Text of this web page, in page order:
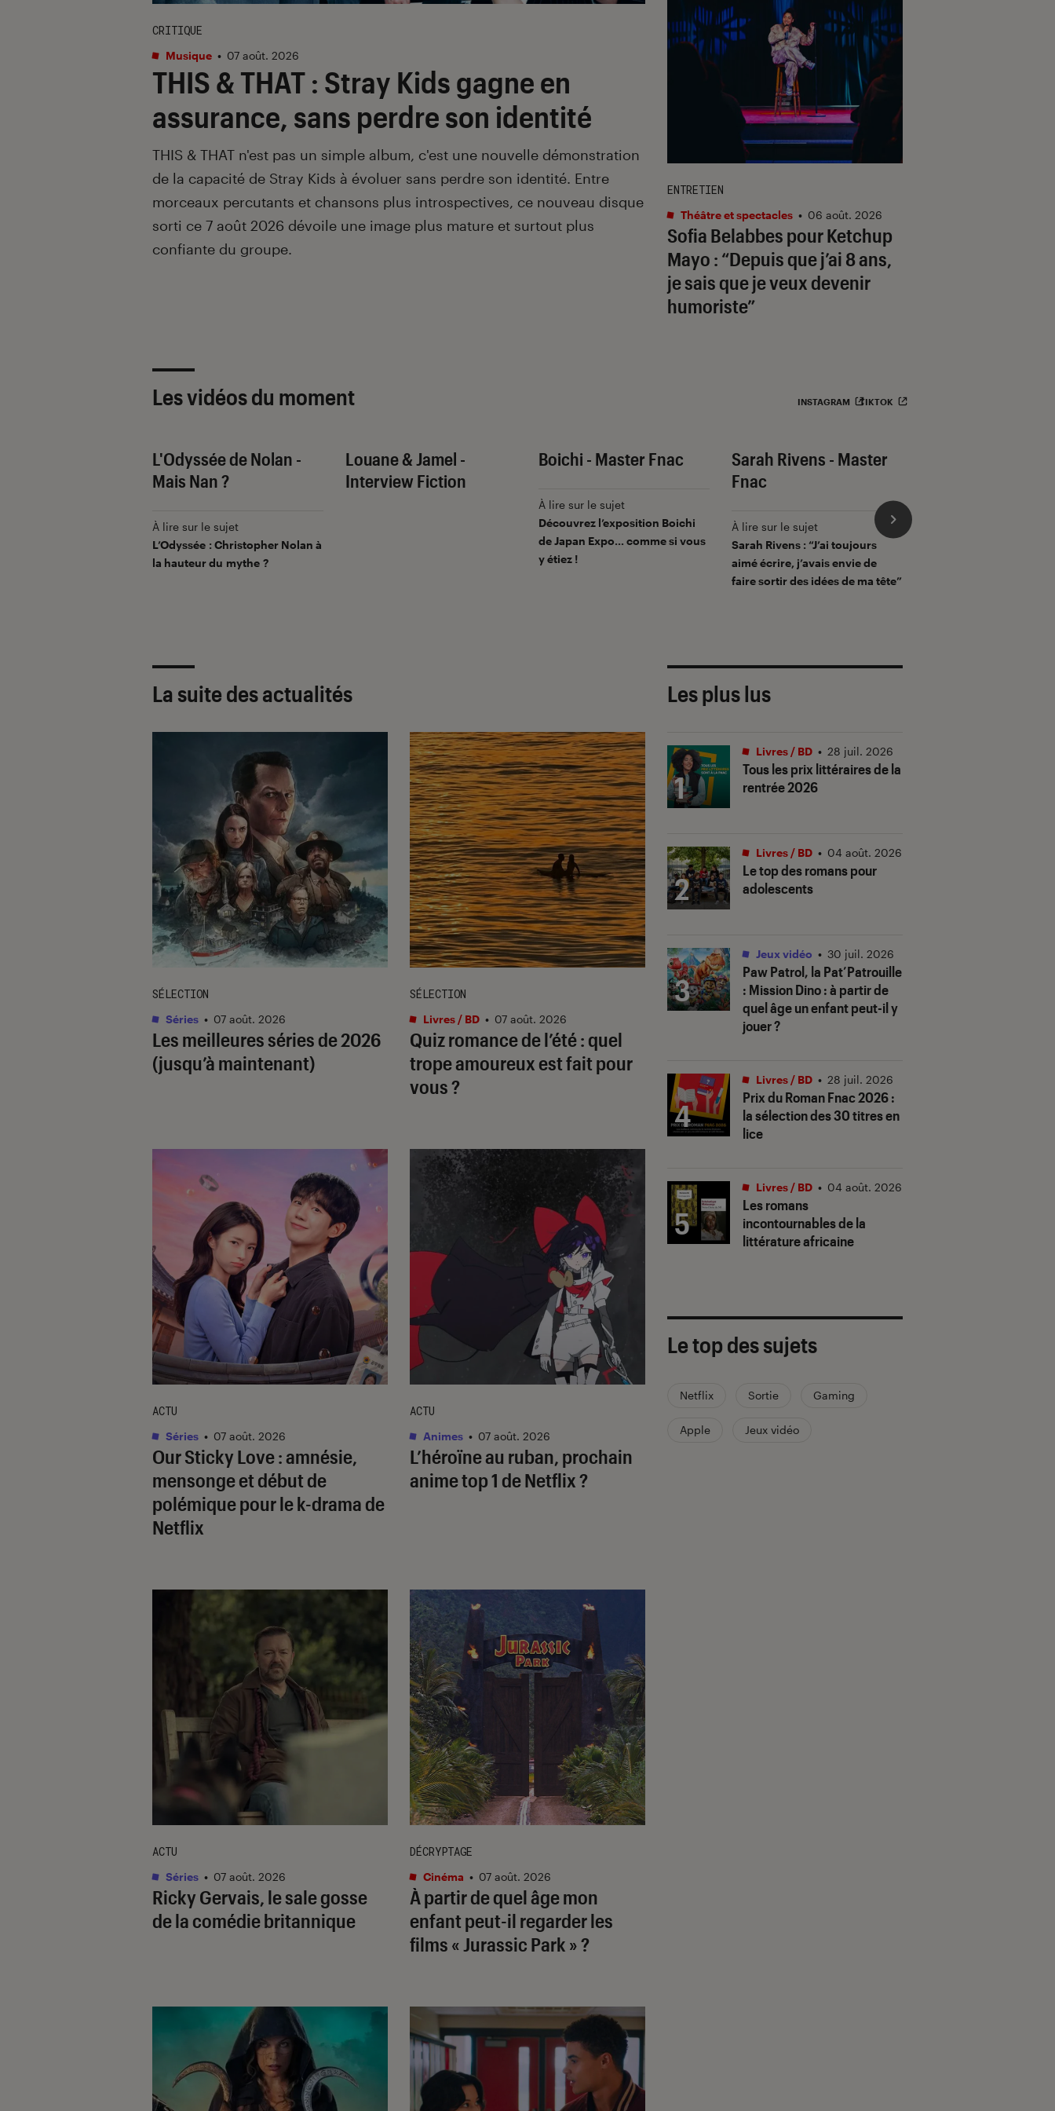
THIS & THAT : Stray Kids gagne en
assurance, sans perdre son identité
CRITIQUE
Musique • 07 août. 2026
THIS & THAT n'est pas un simple album, c'est une nouvelle démonstration
de la capacité de Stray Kids à évoluer sans perdre son identité. Entre
morceaux percutants et chansons plus introspectives, ce nouveau disque
sorti ce 7 août 2026 dévoile une image plus mature et surtout plus
confiante du groupe.
Sofia Belabbes pourKetchup
Mayo : “Depuis que j’ai 8 ans,
je sais que je veux devenir
humoriste”
ENTRETIEN
Théâtre et spectacles • 06 août. 2026
Les vidéos du moment INSTAGRAM TIKTOK
L'Odyssée de Nolan -
Mais Nan ?
À lire sur le sujet
L’Odyssée : Christopher Nolan à
la hauteur du mythe ?
Louane & Jamel -
Interview Fiction
Boichi - Master Fnac
À lire sur le sujet
Découvrez l’exposition Boichi
de Japan Expo… comme si vous
y étiez !
Sarah Rivens - Master
Fnac
À lire sur le sujet
Sarah Rivens : “J’ai toujours
aimé écrire, j’avais envie de
faire sortir des idées de ma tête”
La suite des actualités
Les meilleures séries de 2026
(jusqu’à maintenant)
SÉLECTION
Séries • 07 août. 2026
Quiz romance de l’été : quel
trope amoureux est fait pour
vous ?
SÉLECTION
Livres / BD • 07 août. 2026
Our Sticky Love: amnésie,
mensonge et début de
polémique pour le k-drama de
Netflix
ACTU
Séries • 07 août. 2026
L’héroïne au ruban, prochain
anime top 1 de Netflix ?
ACTU
Animes • 07 août. 2026
Ricky Gervais, le sale gosse
de la comédie britannique
ACTU
Séries • 07 août. 2026
À partir de quel âge mon
enfant peut-il regarder les
films « Jurassic Park » ?
DÉCRYPTAGE
Cinéma • 07 août. 2026
Les plus lus
1
Tous les prix littéraires de la
rentrée 2026
Livres / BD • 28 juil. 2026
2
Le top des romans pour
adolescents
Livres / BD • 04 août. 2026
3
Paw Patrol, la Pat’Patrouille
: Mission Dino: à partir de
quel âge un enfant peut-il y
jouer ?
Jeux vidéo • 30 juil. 2026
4
Prix du Roman Fnac 2026 :
la sélection des 30 titres en
lice
Livres / BD • 28 juil. 2026
5
Les romans
incontournables de la
littérature africaine
Livres / BD • 04 août. 2026
Le top des sujets
Netflix Sortie Gaming
Apple Jeux vidéo